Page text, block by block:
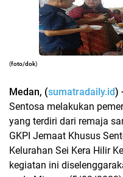
(foto/dok)
Medan, (sumatradaily.id)
Sentosa melakukan
yang terdiri dari remaja
GKPI Jemaat Khusus
Kelurahan Sei Kera Hilir
kegiatan ini